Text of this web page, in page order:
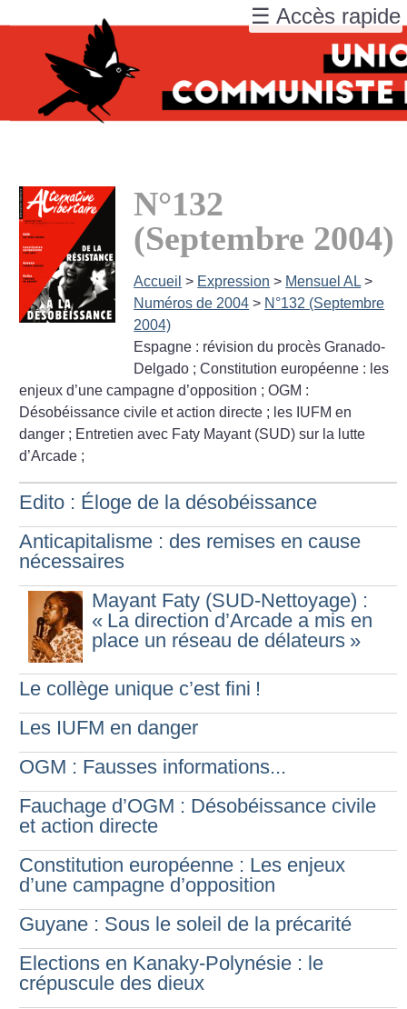
N°132
(Septembre 2004)
Accueil > Expression > Mensuel AL >
Numéros de 2004 > N°132 (Septembre
2004)
Espagne : révision du procès Granado-
Delgado ; Constitution européenne : les
enjeux d’une campagne d’opposition ; OGM :
Désobéissance civile et action directe ; les IUFM en
danger ; Entretien avec Faty Mayant (SUD) sur la lutte
d’Arcade ;
Edito : Éloge de la désobéissance
Anticapitalisme : des remises en cause
nécessaires
Mayant Faty (SUD-Nettoyage) :
« La direction d’Arcade a mis en
place un réseau de délateurs »
Le collège unique c’est fini !
Les IUFM en danger
OGM : Fausses informations...
Fauchage d’OGM : Désobéissance civile
et action directe
Constitution européenne : Les enjeux
d’une campagne d’opposition
Guyane : Sous le soleil de la précarité
Elections en Kanaky-Polynésie : le
crépuscule des dieux
☰ Accès rapide